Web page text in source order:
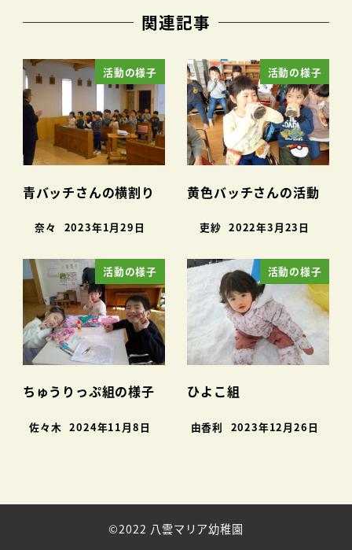
関連記事
活動の様子
青バッチさんの横割り
奈々 2023年1月29日
活動の様子
黄色バッチさんの活動
吏紗 2022年3月23日
活動の様子
ちゅうりっぷ組の様子
佐々木 2024年11月8日
活動の様子
ひよこ組
由香利 2023年12月26日
©2022 八雲マリア幼稚園